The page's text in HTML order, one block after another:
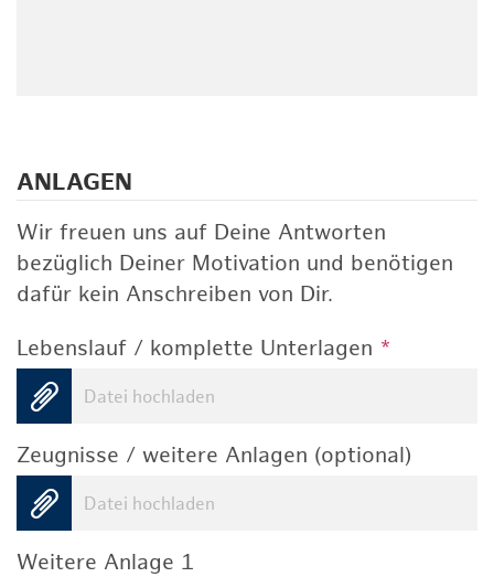
ANLAGEN
Wir freuen uns auf Deine Antworten
bezüglich Deiner Motivation und benötigen
dafür kein Anschreiben von Dir.
Lebenslauf / komplette Unterlagen *
Datei hochladen
Zeugnisse / weitere Anlagen (optional)
Datei hochladen
Weitere Anlage 1